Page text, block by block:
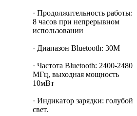
· Продолжительность работы:
8 часов при непрерывном
использовании
· Диапазон Bluetooth: 30M
· Частота Bluetooth: 2400-2480
МГц, выходная мощность
10мВт
· Индикатор зарядки: голубой
свет.